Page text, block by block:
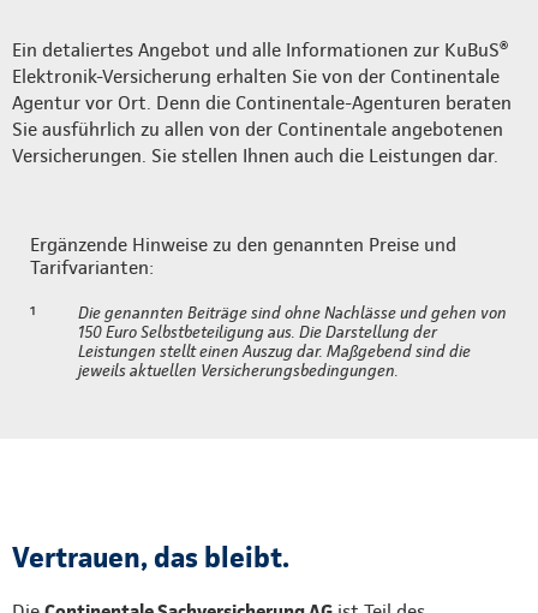
Ein detaliertes Angebot und alle Informationen zur KuBuS®
Elektronik-Versicherung erhalten Sie von der Continentale
Agentur vor Ort. Denn die Continentale-Agenturen beraten
Sie ausführlich zu allen von der Continentale angebotenen
Versicherungen. Sie stellen Ihnen auch die Leistungen dar.
Ergänzende Hinweise zu den genannten Preise und
Tarifvarianten:
¹
Die genannten Beiträge sind ohne Nachlässe und gehen von
150 Euro Selbstbeteiligung aus. Die Darstellung der
Leistungen stellt einen Auszug dar. Maßgebend sind die
jeweils aktuellen Versicherungsbedingungen.
Vertrauen, das bleibt.